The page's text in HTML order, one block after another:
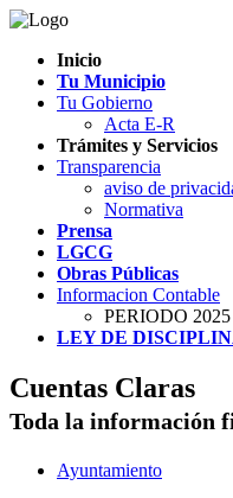
Inicio
Tu Municipio
Tu Gobierno
Acta E-R
Trámites y Servicios
Transparencia
aviso de
Normativa
Prensa
LGCG
Obras Públicas
Informacion Contable
PERIODO 2025
LEY DE
Cuentas Claras
Toda la información
Ayuntamiento